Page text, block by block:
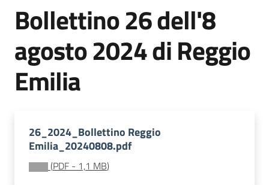
Difesa
sostenibile
Vivaismo
Export
Bollettino 26 dell'8
agosto 2024 di Reggio
Emilia
26_2024_Bollettino Reggio
Emilia_20240808.pdf
(PDF - 1,1 MB)